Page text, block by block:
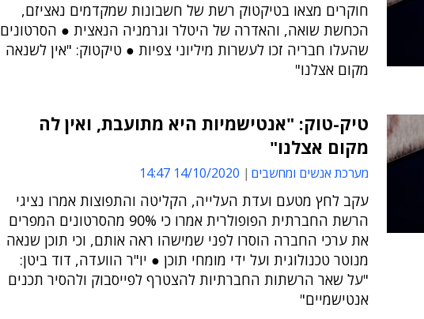
חוקרים מצאו בטיקטוק רשת של חשבונות שמקדמים נאציזם,
הכחשת שואה, והאדרה של היטלר וגרמניה הנאצית ● הסרטונים
שהעלו חבריה זכו לעשרות מיליוני צפיות ● טיקטוק: "אין לשנאה
מקום אצלנו"
טיק-טוק: "אנטישמיות היא מתועבת, ואין לה
מקום אצלנו"
מערכת אנשים ומחשבים 14/10/2020 14:47
עקב לחץ מטעם ועדת העלייה, הקליטה והתפוצות אמרו נציגי
הרשת החברתית הפופולרית אמרו כי 90% מהסרטונים המפרים
את ערכי החברה הוסרו לפני שמישהו ראה אותם, וכי תוכן שנאה
מנוטר טכנולוגית ועל ידי מומחי תוכן ● יו"ר הוועדה, דוד ביטן:
"על שאר הרשתות החברתיות להצטרף לפייסבוק ולהסיר תכנים
אנטישמיים"